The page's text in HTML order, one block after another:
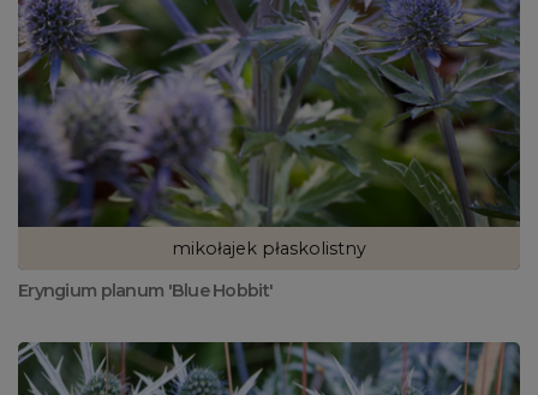
mikołajek płaskolistny
Eryngium planum 'Blue Hobbit'